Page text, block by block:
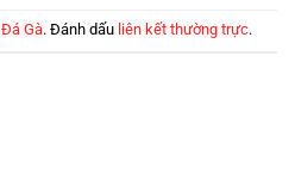
Đá Gà. Đánh dấu liên kết thường trực.